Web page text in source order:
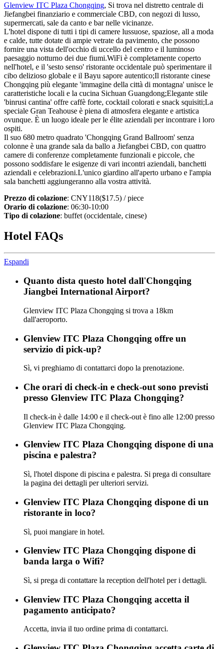
Glenview ITC Plaza Chongqing, Si trova nel distretto centrale di
Jiefangbei finanziario e commerciale CBD, con negozi di lusso,
supermercati, sale da canto e bar nelle vicinanze.
L'hotel dispone di tutti i tipi di camere lussuose, spaziose, all a moda
e calde, tutte dotate di ampie vetrate da pavimento, che possono
fornire una vista dell'occhio di uccello del centro e il luminoso
paesaggio notturno dei due fiumi.WiFi è completamente coperto
nell'hotel, e il 'sesto senso' ristorante occidentale può sperimentare il
cibo delizioso globale e il Bayu sapore autentico;Il ristorante cinese
Chongqing più elegante 'immagine della città di montagna' unisce le
caratteristiche locali e la cucina Sichuan Guangdong;Elegante stile
'binrusi cantina' offre caffè forte, cocktail colorati e snack squisiti;La
speciale Gran Teahouse è piena di atmosfera elegante e artistica
ovunque. È un luogo ideale per le élite aziendali per incontrare i loro
ospiti.
Il suo 680 metro quadrato 'Chongqing Grand Ballroom' senza
colonne è una grande sala da ballo a Jiefangbei CBD, con quattro
camere di conferenze completamente funzionali e piccole, che
possono soddisfare le esigenze di vari incontri aziendali, banchetti
aziendali e celebrazioni.L'unico giardino all'aperto urbano e l'ampia
sala banchetti aggiungeranno alla vostra attività.
Prezzo di colazione: CNY118($17.5) / piece
Orario di colazione: 06:30-10:00
Tipo di colazione: buffet (occidentale, cinese)
Hotel FAQs
Espandi
Quanto dista questo hotel dall'Chongqing
Jiangbei International Airport?
Glenview ITC Plaza Chongqing si trova a 18km
dall'aeroporto.
Glenview ITC Plaza Chongqing offre un
servizio di pick-up?
Sì, vi preghiamo di contattarci dopo la prenotazione.
Che orari di check-in e check-out sono previsti
presso Glenview ITC Plaza Chongqing?
Il check-in è dalle 14:00 e il check-out è fino alle 12:00 presso
Glenview ITC Plaza Chongqing.
Glenview ITC Plaza Chongqing dispone di una
piscina e palestra?
Sì, l'hotel dispone di piscina e palestra. Si prega di consultare
la pagina dei dettagli per ulteriori servizi.
Glenview ITC Plaza Chongqing dispone di un
ristorante in loco?
Sì, puoi mangiare in hotel.
Glenview ITC Plaza Chongqing dispone di
banda larga o Wifi?
Sì, si prega di contattare la reception dell'hotel per i dettagli.
Glenview ITC Plaza Chongqing accetta il
pagamento anticipato?
Accetta, invia il tuo ordine prima di contattarci.